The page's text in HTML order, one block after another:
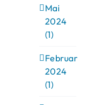
Mai
2024
(1)
Februar
2024
(1)